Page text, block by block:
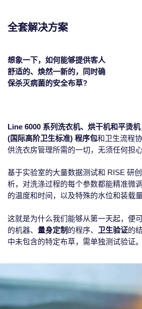
全套解决方案
想象一下，如何能够提供客人
舒适的、焕然一新的，同时确
保杀灭病菌的安全布草?
Line 6000 系列洗衣机、烘干机和平烫
(国际高阶卫生标准) 程序包和卫生流程
供洗衣房管理所需的一切，无须任何担心
基于实验室的大量数据测试和 RISE 研
析，对洗涤过程的每个参数都能精准微
的温度和时间，以及特殊的水位和装载量
这就是为什么我们能够从第一天起，便
的机器、 量身定制 的程序、 卫生验证的
中未包含的特定布草，需单独测试验证。